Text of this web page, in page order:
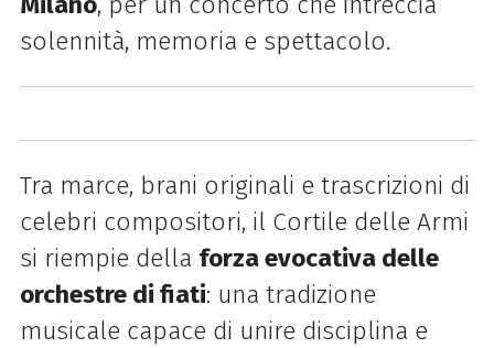
solennità, memoria e spettacolo.
Tra marce, brani originali e trascrizioni di
celebri compositori, il Cortile delle Armi
si riempie della forza evocativa delle
orchestre di fiati: una tradizione
musicale capace di unire disciplina e